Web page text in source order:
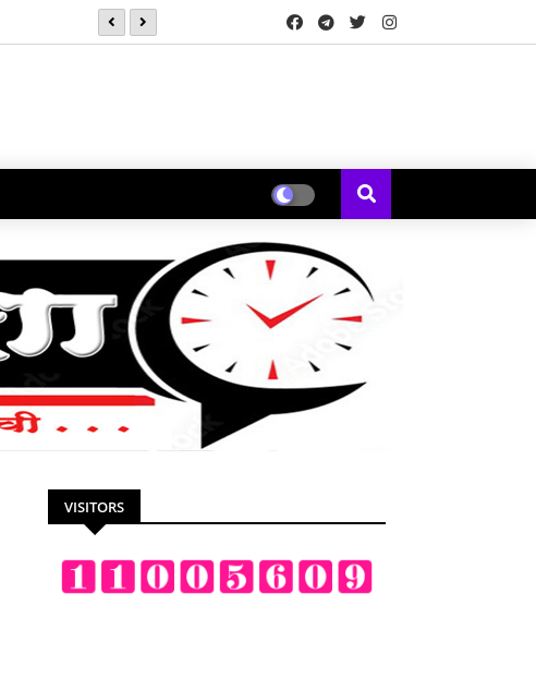
*कोक स्टुडिओ भारतने 'कचौडी गली'मधून पत्नीच्या नजरेतून मांडली एका
VISITORS